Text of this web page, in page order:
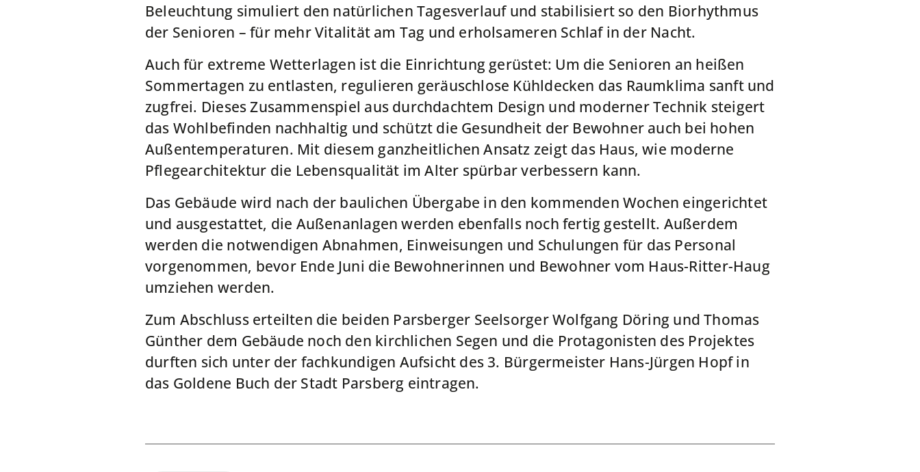
Beleuchtung simuliert den natürlichen Tagesverlauf und stabilisiert so den Biorhythmus
der Senioren – für mehr Vitalität am Tag und erholsameren Schlaf in der Nacht.
Auch für extreme Wetterlagen ist die Einrichtung gerüstet: Um die Senioren an heißen
Sommertagen zu entlasten, regulieren geräuschlose Kühldecken das Raumklima sanft und
zugfrei. Dieses Zusammenspiel aus durchdachtem Design und moderner Technik steigert
das Wohlbefinden nachhaltig und schützt die Gesundheit der Bewohner auch bei hohen
Außentemperaturen. Mit diesem ganzheitlichen Ansatz zeigt das Haus, wie moderne
Pflegearchitektur die Lebensqualität im Alter spürbar verbessern kann.
Das Gebäude wird nach der baulichen Übergabe in den kommenden Wochen eingerichtet
und ausgestattet, die Außenanlagen werden ebenfalls noch fertig gestellt. Außerdem
werden die notwendigen Abnahmen, Einweisungen und Schulungen für das Personal
vorgenommen, bevor Ende Juni die Bewohnerinnen und Bewohner vom Haus-Ritter-Haug
umziehen werden.
Zum Abschluss erteilten die beiden Parsberger Seelsorger Wolfgang Döring und Thomas
Günther dem Gebäude noch den kirchlichen Segen und die Protagonisten des Projektes
durften sich unter der fachkundigen Aufsicht des 3. Bürgermeister Hans-Jürgen Hopf in
das Goldene Buch der Stadt Parsberg eintragen.